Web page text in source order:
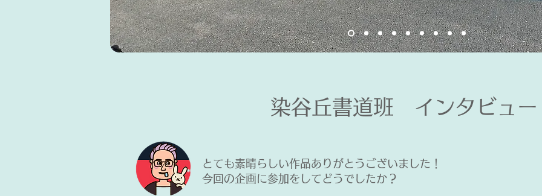
​染谷丘書道班 インタビュー
とても素晴らしい作品ありがとうございました！
​今回の企画に参加をしてどうでしたか？